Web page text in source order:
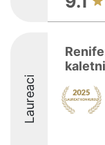
Laureaci